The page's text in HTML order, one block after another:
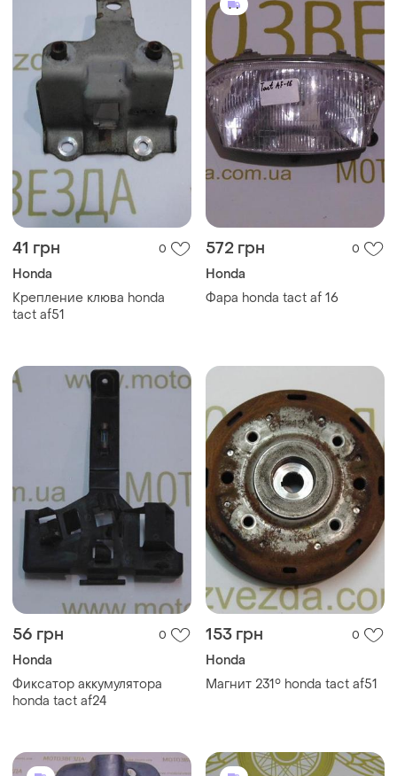
41 грн 0
Honda
Крепление клюва honda
tact af51
572 грн 0
Honda
Фара honda tact af 16
56 грн 0
Honda
Фиксатор аккумулятора
honda tact af24
153 грн 0
Honda
Магнит 231° honda tact af51